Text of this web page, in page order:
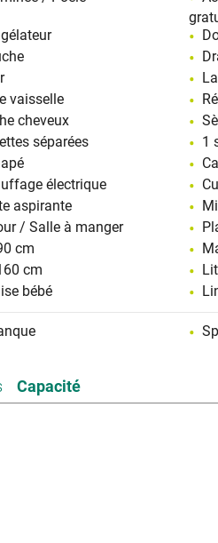
vaisselle
cheveux
séparées
1
électrique
aspirante
/ Salle à manger
cm
cm
bébé
Capacité